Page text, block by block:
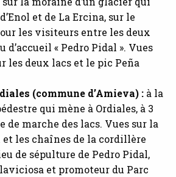
et de La Ercina, sur le
les visiteurs entre les deux
d’accueil « Pedro Pidal ». Vues
les deux lacs et le pic Peña
(commune d’Amieva) : à la
qui mène à Ordiales, à 3
de marche des lacs. Vues sur la
et les chaînes de la cordillère
de sépulture de Pedro Pidal,
et promoteur du Parc